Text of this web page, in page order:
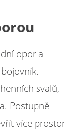
opor a
svalů,
Postupně
více prostor